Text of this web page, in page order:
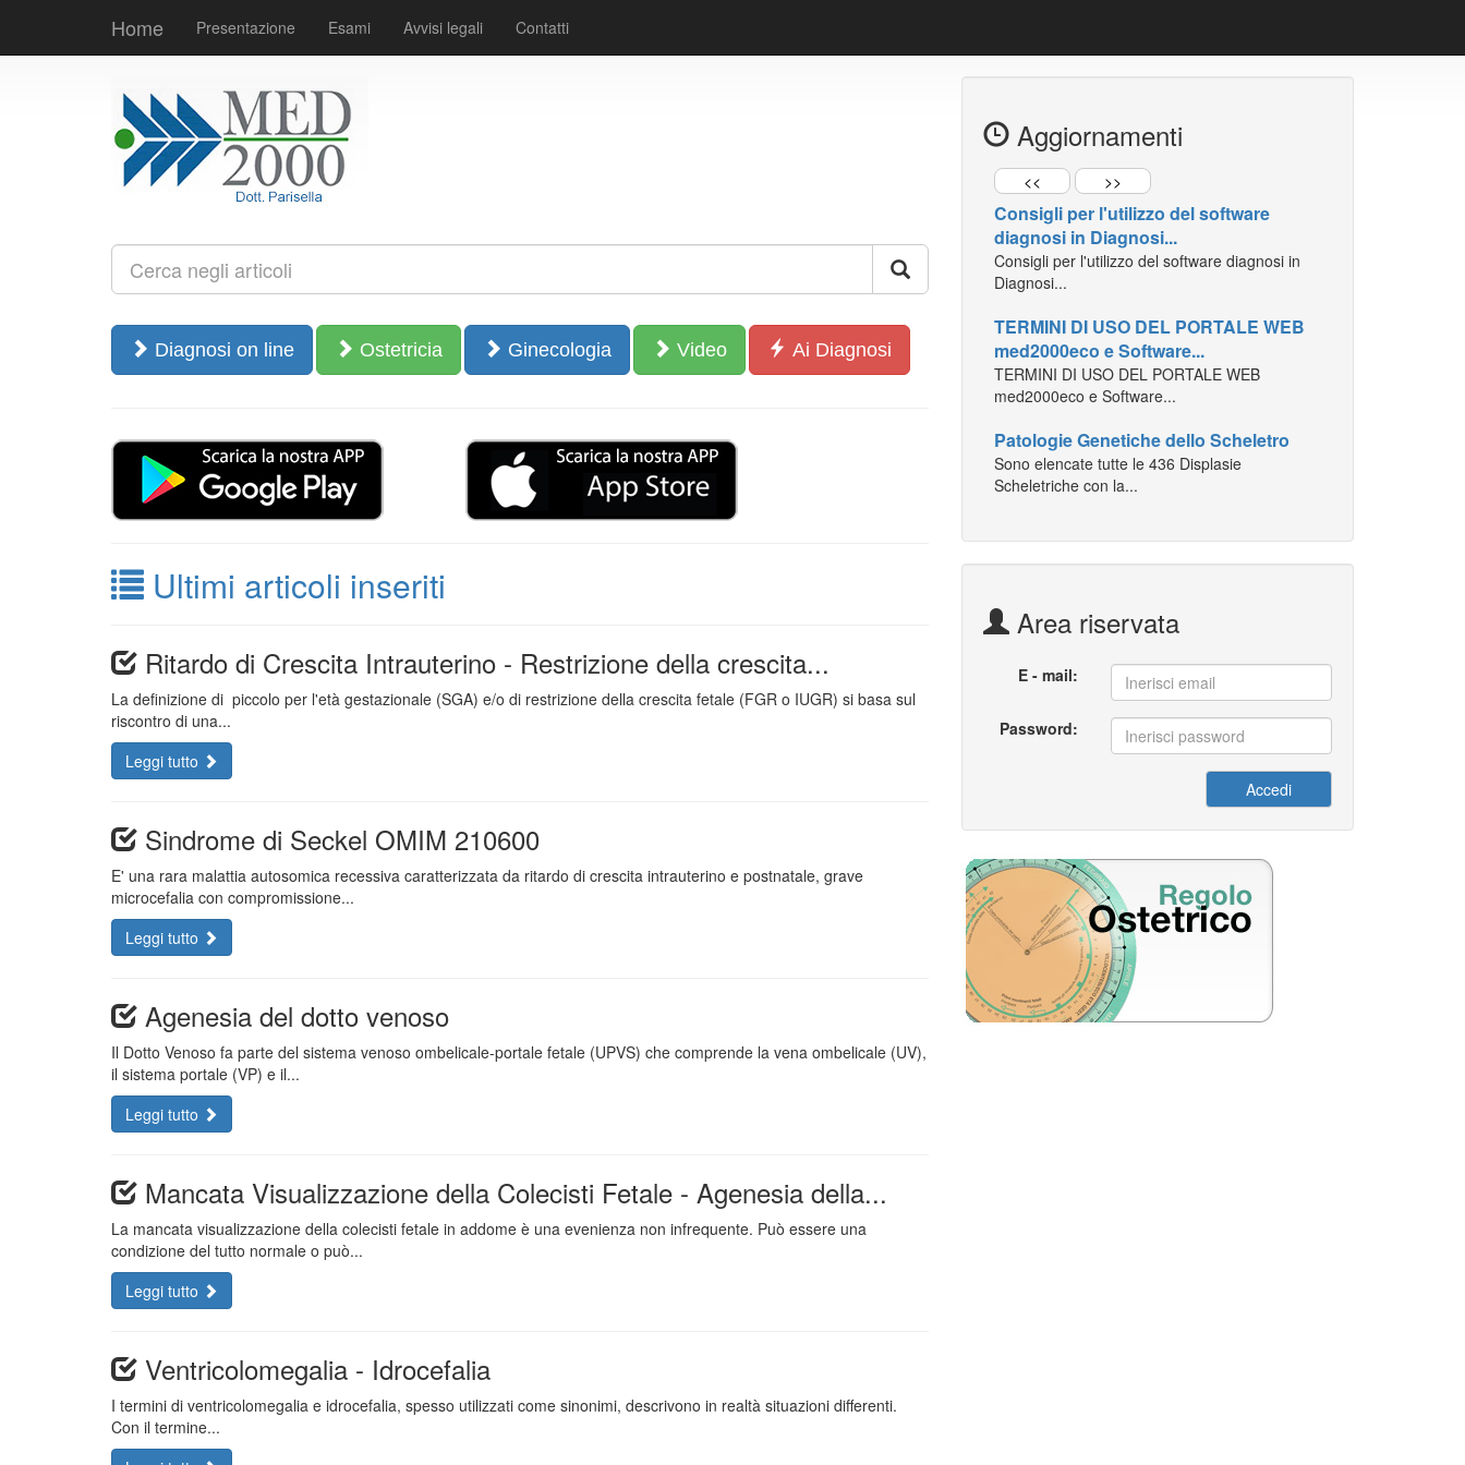
Home Presentazione Esami Avvisi legali Contatti
Diagnosi on line Ostetricia Ginecologia Video Ai Diagnosi
Ultimi articoli inseriti
Ritardo di Crescita Intrauterino - Restrizione della crescita...
La definizione di piccolo per l'età gestazionale (SGA) e/o di restrizione della crescita fetale (FGR o IUGR) si basa sul
riscontro di una...
Leggi tutto
Sindrome di Seckel OMIM 210600
E' una rara malattia autosomica recessiva caratterizzata da ritardo di crescita intrauterino e postnatale, grave
microcefalia con compromissione...
Leggi tutto
Agenesia del dotto venoso
Il Dotto Venoso fa parte del sistema venoso ombelicale-portale fetale (UPVS) che comprende la vena ombelicale (UV),
il sistema portale (VP) e il...
Leggi tutto
Mancata Visualizzazione della Colecisti Fetale - Agenesia della...
La mancata visualizzazione della colecisti fetale in addome è una evenienza non infrequente. Può essere una
condizione del tutto normale o può...
Leggi tutto
Ventricolomegalia - Idrocefalia
I termini di ventricolomegalia e idrocefalia, spesso utilizzati come sinonimi, descrivono in realtà situazioni differenti.
Con il termine...
Aggiornamenti
<< >>
Consigli per l'utilizzo del software
diagnosi in Diagnosi...
Consigli per l'utilizzo del software diagnosi in
Diagnosi...
TERMINI DI USO DEL PORTALE WEB
med2000eco e Software...
med2000eco e Software...
Patologie Genetiche dello Scheletro
Sono elencate tutte le 436 Displasie
Area riservata
E - mail:
Password: